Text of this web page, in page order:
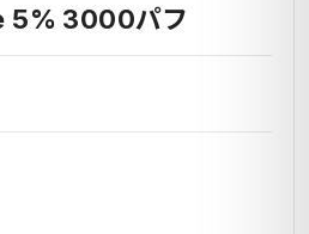
5% 3000パフ